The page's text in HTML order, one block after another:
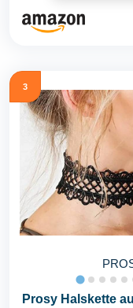
3
Prosy Halskette